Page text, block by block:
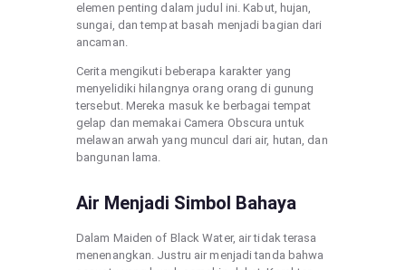
elemen penting dalam judul ini. Kabut, hujan,
sungai, dan tempat basah menjadi bagian dari
ancaman.
Cerita mengikuti beberapa karakter yang
menyelidiki hilangnya orang orang di gunung
tersebut. Mereka masuk ke berbagai tempat
gelap dan memakai Camera Obscura untuk
melawan arwah yang muncul dari air, hutan, dan
bangunan lama.
Air Menjadi Simbol Bahaya
Dalam Maiden of Black Water, air tidak terasa
menenangkan. Justru air menjadi tanda bahwa